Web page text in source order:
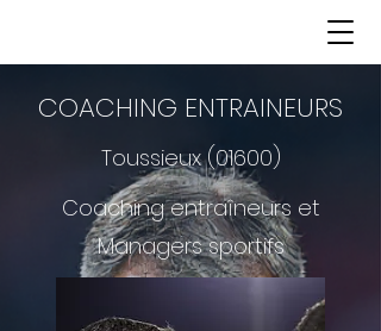
COACHING ENTRAINEURS
Toussieux (01600)
Coaching entraîneurs et
Managers sportifs